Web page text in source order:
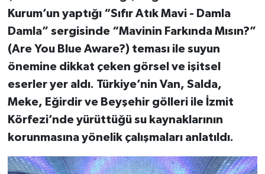
Kurum’un yaptığı “Sıfır Atık Mavi - Damla
Damla” sergisinde “Mavinin Farkında Mısın?”
(Are You Blue Aware?) teması ile suyun
önemine dikkat çeken görsel ve işitsel
eserler yer aldı. Türkiye’nin Van, Salda,
Meke, Eğirdir ve Beyşehir gölleri ile İzmit
Körfezi’nde yürüttüğü su kaynaklarının
korunmasına yönelik çalışmaları anlatıldı.